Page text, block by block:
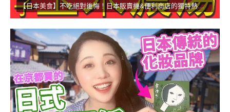
【日本美食】不吃絕對後悔！日本販賣機&便利商店的獨特熱食！